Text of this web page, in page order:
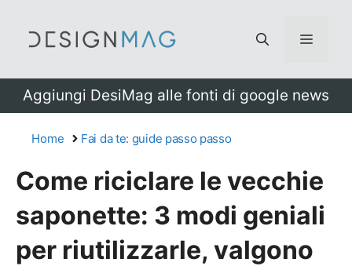
Menu
Aggiungi DesiMag alle fonti di google news
Home Fai da te: guide passo passo
Come riciclare le vecchie
saponette: 3 modi geniali
per riutilizzarle, valgono